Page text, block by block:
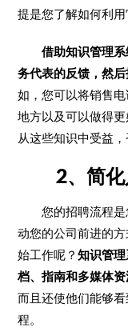
提是您了解如何利用
借助知识管理
务代表的反馈，然
如，您可以将销售
地方以及可以做得
从这些知识中受益
2、简化
您的招聘流程是
动您的公司前进的
始工作呢？知识管
档、指南和多媒体资
而且还使他们能够
程。